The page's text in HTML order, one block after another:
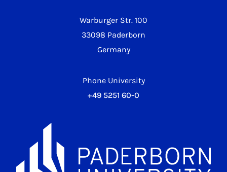
Warburger Str. 100
33098 Paderborn
Germany
Phone University
+49 5251 60-0